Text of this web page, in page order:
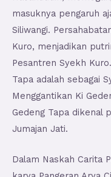
masuknya pengaruh
Siliwangi.
Kuro, menjadikan
Pesantren Syekh
Tapa adalah sebagai
Menggantikan Ki
Gedeng Tapa dikenal
Jumajan Jati.
Dalam Naskah Carita